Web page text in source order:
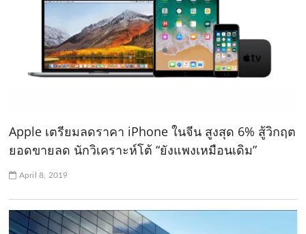
Apple เตรียมลดราคา iPhone ในจีน สูงสุด 6% สู้วิกฤต
ยอดขายลด นักวิเคราะห์โต้ “ยังแพงเหมือนเดิม”
April 8, 2019